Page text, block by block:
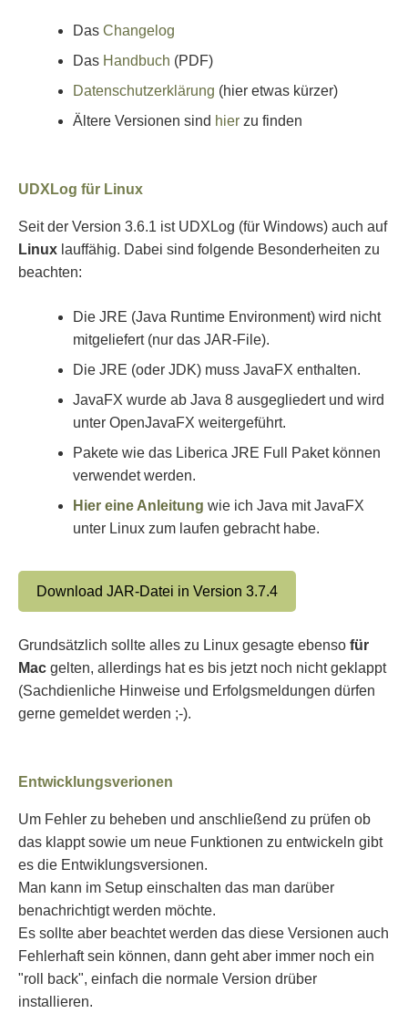
Das Changelog
Das Handbuch (PDF)
Datenschutzerklärung (hier etwas kürzer)
Ältere Versionen sind hier zu finden
UDXLog für Linux
Seit der Version 3.6.1 ist UDXLog (für Windows) auch auf
Linux lauffähig. Dabei sind folgende Besonderheiten zu
beachten:
Die JRE (Java Runtime Environment) wird nicht
mitgeliefert (nur das JAR-File).
Die JRE (oder JDK) muss JavaFX enthalten.
JavaFX wurde ab Java 8 ausgegliedert und wird
unter OpenJavaFX weitergeführt.
Pakete wie das Liberica JRE Full Paket können
verwendet werden.
Hier eine Anleitung wie ich Java mit JavaFX
unter Linux zum laufen gebracht habe.
Download JAR-Datei in Version 3.7.4
Grundsätzlich sollte alles zu Linux gesagte ebenso für
Mac gelten, allerdings hat es bis jetzt noch nicht geklappt
(Sachdienliche Hinweise und Erfolgsmeldungen dürfen
gerne gemeldet werden ;-).
Entwicklungsverionen
Um Fehler zu beheben und anschließend zu prüfen ob
das klappt sowie um neue Funktionen zu entwickeln gibt
es die Entwiklungsversionen.
Man kann im Setup einschalten das man darüber
benachrichtigt werden möchte.
Es sollte aber beachtet werden das diese Versionen auch
Fehlerhaft sein können, dann geht aber immer noch ein
"roll back", einfach die normale Version drüber
installieren.